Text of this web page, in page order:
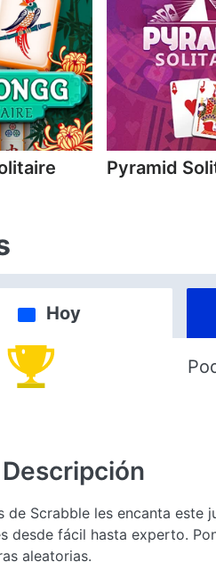
Pyramid
Hoy
Descripción
de Scrabble les encanta
desde fácil hasta experto.
aleatorias.